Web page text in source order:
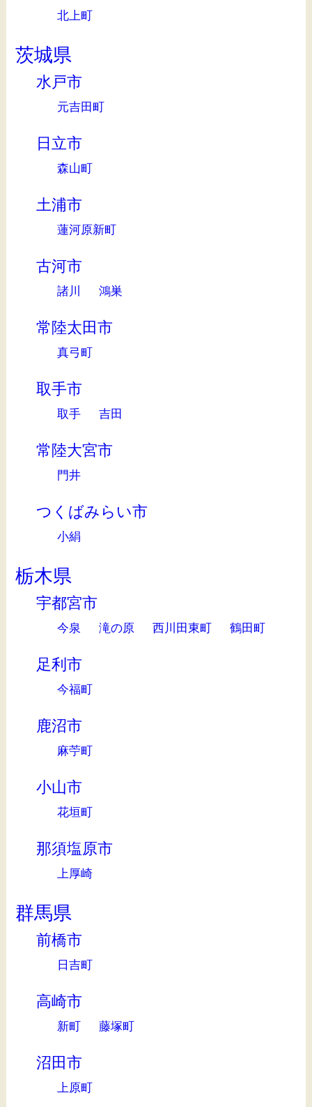
北上町
茨城県
水戸市
元吉田町
日立市
森山町
土浦市
蓮河原新町
古河市
諸川 鴻巣
常陸太田市
真弓町
取手市
取手 吉田
常陸大宮市
門井
つくばみらい市
小絹
栃木県
宇都宮市
今泉 滝の原 西川田東町 鶴田町
足利市
今福町
鹿沼市
麻苧町
小山市
花垣町
那須塩原市
上厚崎
群馬県
前橋市
日吉町
高崎市
新町 藤塚町
沼田市
上原町